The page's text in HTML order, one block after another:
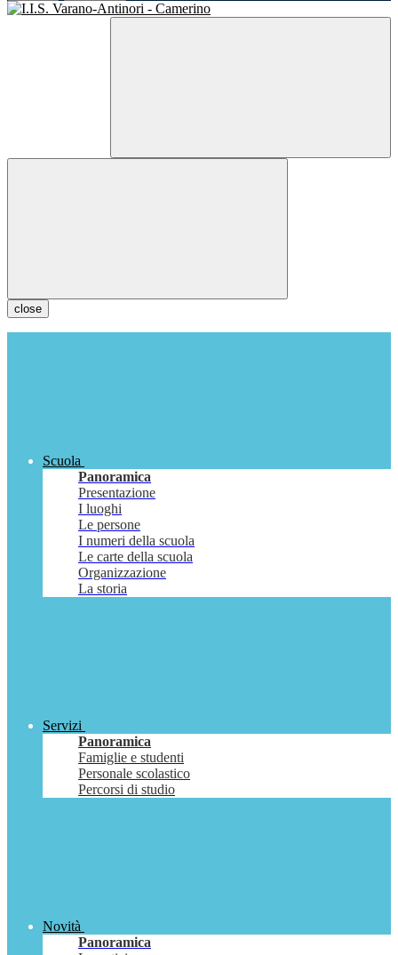
close
Scuola
Panoramica
Presentazione
I luoghi
Le persone
I numeri della scuola
Le carte della scuola
Organizzazione
La storia
Servizi
Panoramica
Famiglie e studenti
Personale scolastico
Percorsi di studio
Novità
Panoramica